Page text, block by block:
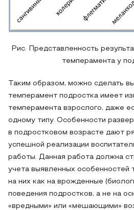
Рис. Представленность
темперамента у
Таким образом, можно сделать
темперамент подростка имеет
темперамента взрослого, даже
одному типу. Особенности
в подростковом возрасте дают
успешной реализации
работы. Данная работа должна
учета выявленных особенностей
на них как на врожденные
поведения подростков, а не на
«вредными» или «мешающими»